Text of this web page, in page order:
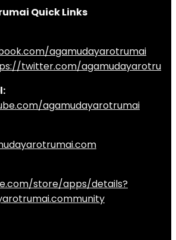
Quick Links
agamudayarotrumai
twitter.com/agamudayarotru
agamudayarotrumai
store/apps/details?